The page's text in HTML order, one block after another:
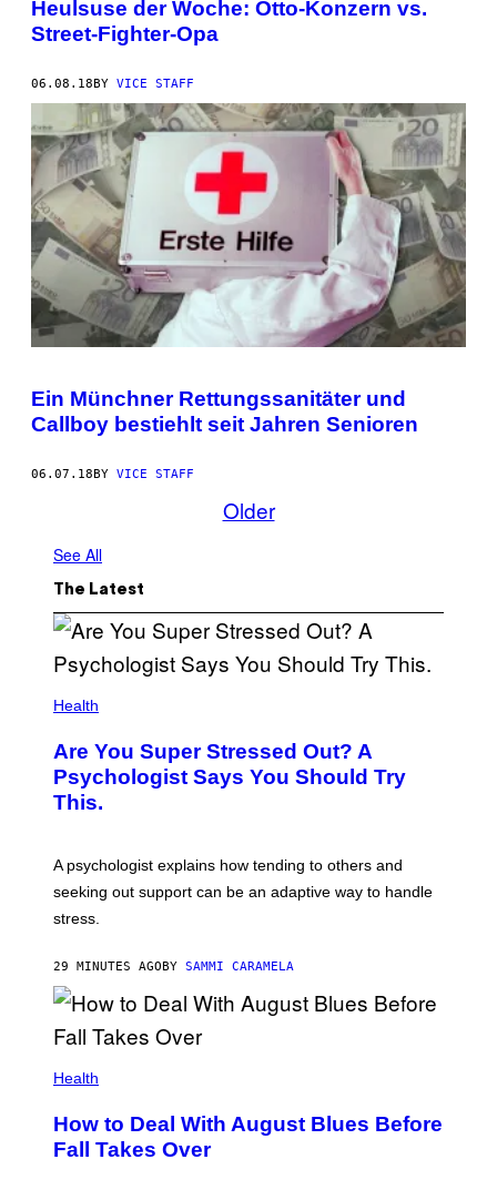
Heulsuse der Woche: Otto-Konzern vs.
Street-Fighter-Opa
06.08.18BY VICE STAFF
Ein Münchner Rettungssanitäter und
Callboy bestiehlt seit Jahren Senioren
06.07.18BY VICE STAFF
Older
See All
The Latest
Health
Are You Super Stressed Out? A
Psychologist Says You Should Try
This.
A psychologist explains how tending to others and
seeking out support can be an adaptive way to handle
stress.
29 MINUTES AGOBY SAMMI CARAMELA
Health
How to Deal With August Blues Before
Fall Takes Over